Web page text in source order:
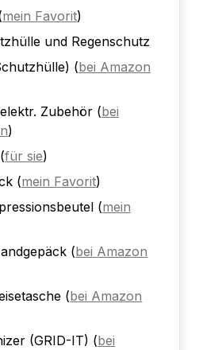
mein Favorit)
und Regenschutz
(bei Amazon
Zubehör (bei
)
(für sie)
(mein Favorit)
(mein
(bei Amazon
(bei Amazon
(GRID-IT) (bei